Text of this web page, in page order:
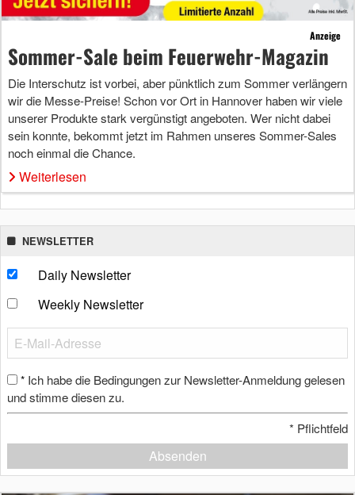
Anzeige
Sommer-Sale beim Feuerwehr-Magazin
Die Interschutz ist vorbei, aber pünktlich zum Sommer verlängern
wir die Messe-Preise! Schon vor Ort in Hannover haben wir viele
unserer Produkte stark vergünstigt angeboten. Wer nicht dabei
sein konnte, bekommt jetzt im Rahmen unseres Sommer-Sales
noch einmal die Chance.
Weiterlesen
NEWSLETTER
Daily Newsletter
Weekly Newsletter
* Ich habe die Bedingungen zur Newsletter-Anmeldung gelesen
und stimme diesen zu.
* Pflichtfeld
Absenden